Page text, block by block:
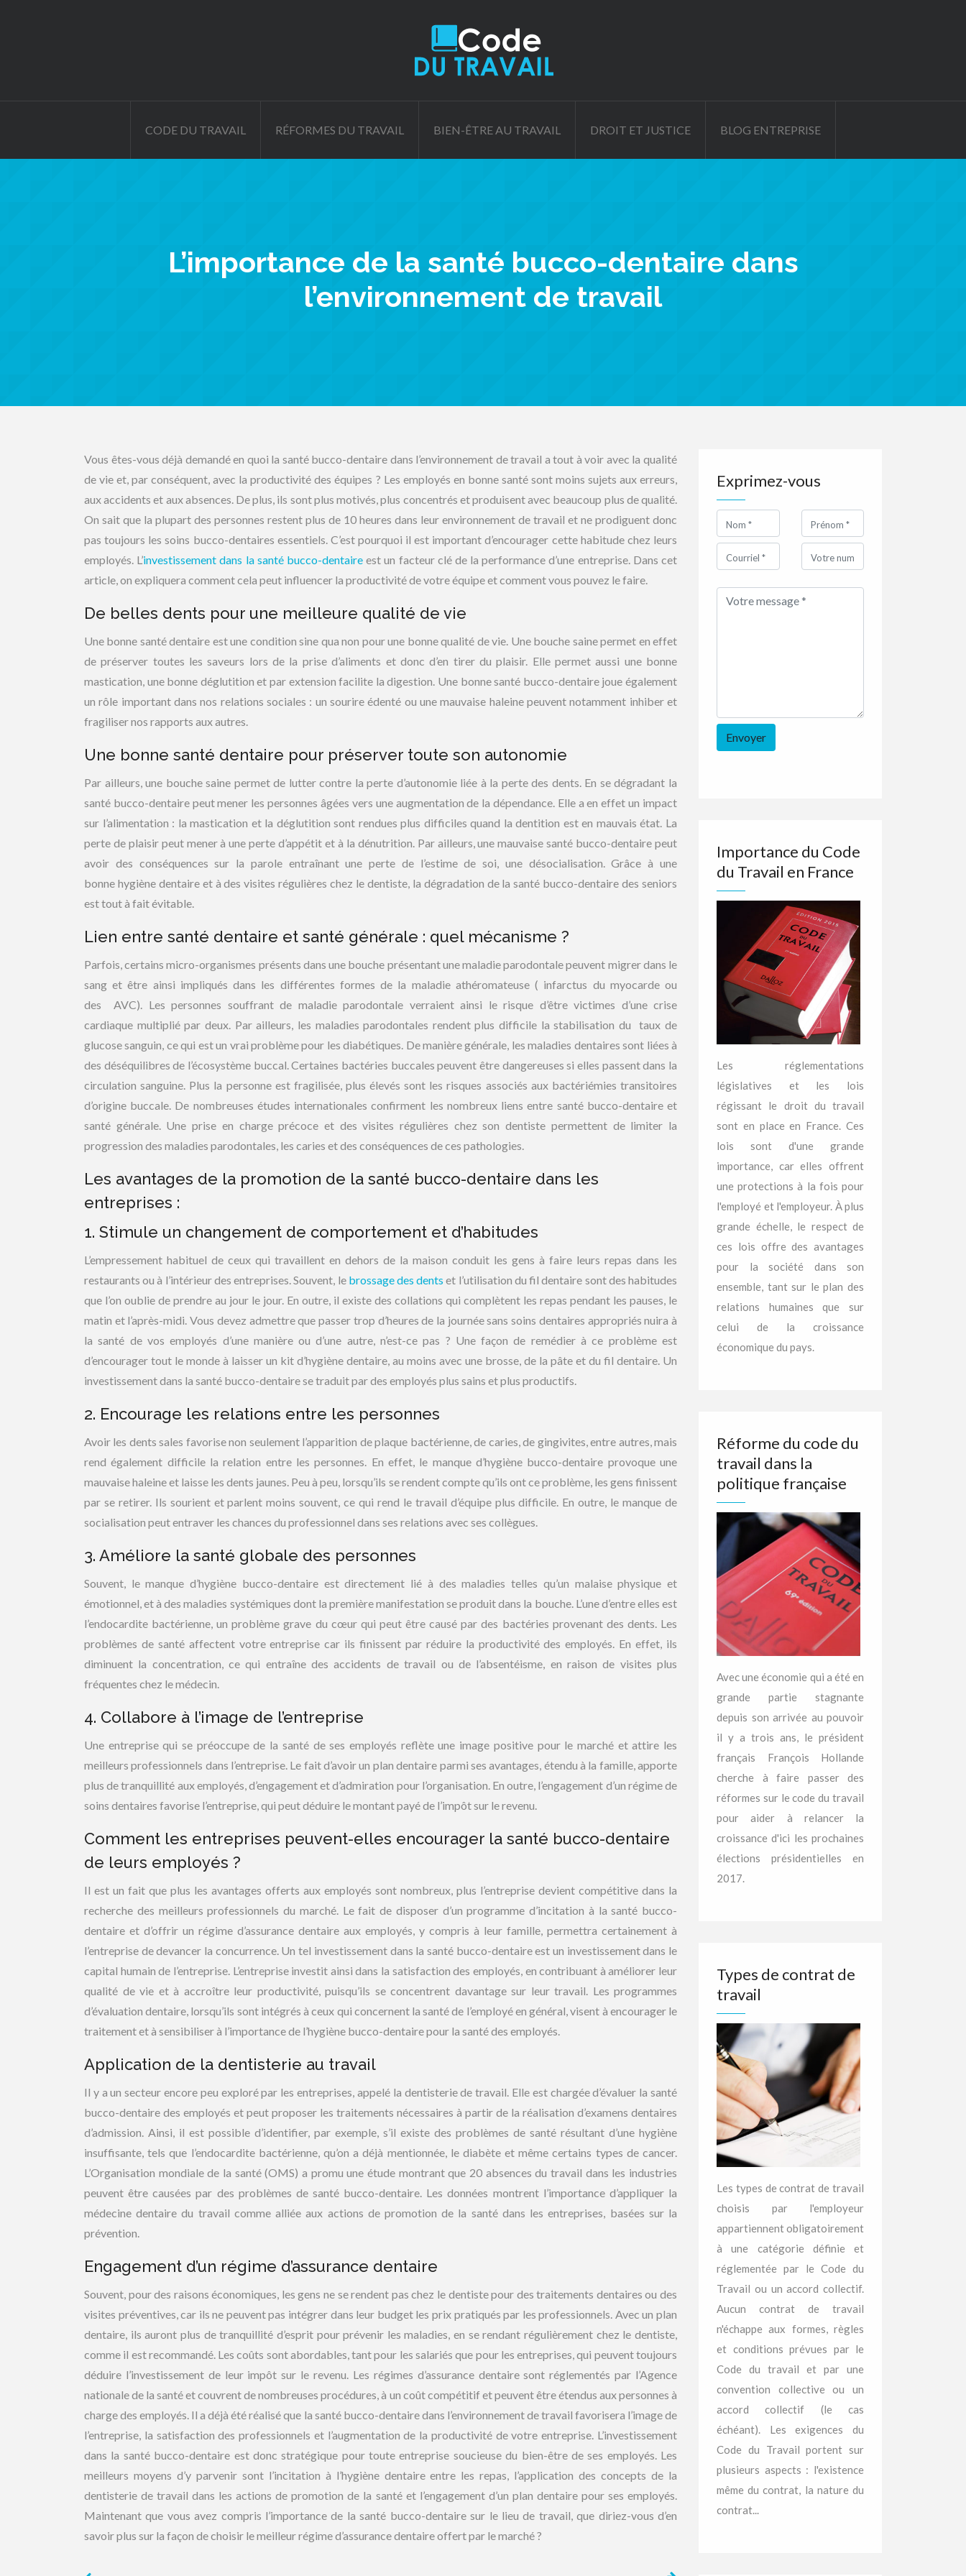
CODE DU TRAVAIL RÉFORMES DU TRAVAIL BIEN-ÊTRE AU TRAVAIL DROIT ET JUSTICE BLOG ENTREPRISE
L’importance de la santé bucco-dentaire dans
l’environnement de travail
Vous êtes-vous déjà demandé en quoi la santé bucco-dentaire dans l’environnement de travail a tout à voir avec la qualité
de vie et, par conséquent, avec la productivité des équipes ? Les employés en bonne santé sont moins sujets aux erreurs,
aux accidents et aux absences. De plus, ils sont plus motivés, plus concentrés et produisent avec beaucoup plus de qualité.
On sait que la plupart des personnes restent plus de 10 heures dans leur environnement de travail et ne prodiguent donc
pas toujours les soins bucco-dentaires essentiels. C’est pourquoi il est important d’encourager cette habitude chez leurs
employés. L’investissement dans la santé bucco-dentaireest un facteur clé de la performance d’une entreprise. Dans cet
article, on expliquera comment cela peut influencer la productivité de votre équipe et comment vous pouvez le faire.
De belles dents pour une meilleure qualité de vie
Une bonne santé dentaire est une condition sine qua non pour une bonne qualité de vie. Une bouche saine permet en effet
de préserver toutes les saveurs lors de la prise d’aliments et donc d’en tirer du plaisir. Elle permet aussi une bonne
mastication, une bonne déglutition et par extension facilite la digestion. Une bonne santé bucco-dentaire joue également
un rôle important dans nos relations sociales : un sourire édenté ou une mauvaise haleine peuvent notamment inhiber et
fragiliser nos rapports aux autres.
Une bonne santé dentaire pour préserver toute son autonomie
Par ailleurs, une bouche saine permet de lutter contre la perte d’autonomie liée à la perte des dents. En se dégradant la
santé bucco-dentaire peut mener les personnes âgées vers une augmentation de la dépendance. Elle a en effet un impact
sur l’alimentation : la mastication et la déglutition sont rendues plus difficiles quand la dentition est en mauvais état. La
perte de plaisir peut mener à une perte d’appétit et à la dénutrition. Par ailleurs, une mauvaise santé bucco-dentaire peut
avoir des conséquences sur la parole entraînant une perte de l’estime de soi, une désocialisation. Grâce à une
bonne hygiène dentaire et à des visites régulières chez le dentiste, la dégradation de la santé bucco-dentaire des seniors
est tout à fait évitable.
Lien entre santé dentaire et santé générale : quel mécanisme ?
Parfois, certains micro-organismes présents dans une bouche présentant une maladie parodontale peuvent migrer dans le
sang et être ainsi impliqués dans les différentes formes de la maladie athéromateuse ( infarctus du myocarde ou
des AVC). Les personnes souffrant de maladie parodontale verraient ainsi le risque d’être victimes d’une crise
cardiaque multiplié par deux. Par ailleurs, les maladies parodontales rendent plus difficile la stabilisation du taux de
glucose sanguin, ce qui est un vrai problème pour les diabétiques. De manière générale, les maladies dentaires sont liées à
des déséquilibres de l’écosystème buccal. Certaines bactéries buccales peuvent être dangereuses si elles passent dans la
circulation sanguine. Plus la personne est fragilisée, plus élevés sont les risques associés aux bactériémies transitoires
d’origine buccale. De nombreuses études internationales confirment les nombreux liens entre santé bucco-dentaire et
santé générale. Une prise en charge précoce et des visites régulières chez son dentiste permettent de limiter la
progression des maladies parodontales, les caries et des conséquences de ces pathologies.
Les avantages de la promotion de la santé bucco-dentaire dans les
entreprises :
1. Stimule un changement de comportement et d’habitudes
L’empressement habituel de ceux qui travaillent en dehors de la maison conduit les gens à faire leurs repas dans les
restaurants ou à l’intérieur des entreprises. Souvent, le brossage des dents et l’utilisation du fil dentaire sont des habitudes
que l’on oublie de prendre au jour le jour. En outre, il existe des collations qui complètent les repas pendant les pauses, le
matin et l’après-midi. Vous devez admettre que passer trop d’heures de la journée sans soins dentaires appropriés nuira à
la santé de vos employés d’une manière ou d’une autre, n’est-ce pas ? Une façon de remédier à ce problème est
d’encourager tout le monde à laisser un kit d’hygiène dentaire, au moins avec une brosse, de la pâte et du fil dentaire. Un
investissement dans la santé bucco-dentaire se traduit par des employés plus sains et plus productifs.
2. Encourage les relations entre les personnes
Avoir les dents sales favorise non seulement l’apparition de plaque bactérienne, de caries, de gingivites, entre autres, mais
rend également difficile la relation entre les personnes. En effet, le manque d’hygiène bucco-dentaire provoque une
mauvaise haleine et laisse les dents jaunes. Peu à peu, lorsqu’ils se rendent compte qu’ils ont ce problème, les gens finissent
par se retirer. Ils sourient et parlent moins souvent, ce qui rend le travail d’équipe plus difficile. En outre, le manque de
socialisation peut entraver les chances du professionnel dans ses relations avec ses collègues.
3. Améliore la santé globale des personnes
Souvent, le manque d’hygiène bucco-dentaire est directement lié à des maladies telles qu’un malaise physique et
émotionnel, et à des maladies systémiques dont la première manifestation se produit dans la bouche. L’une d’entre elles est
l’endocardite bactérienne, un problème grave du cœur qui peut être causé par des bactéries provenant des dents. Les
problèmes de santé affectent votre entreprise car ils finissent par réduire la productivité des employés. En effet, ils
diminuent la concentration, ce qui entraîne des accidents de travail ou de l’absentéisme, en raison de visites plus
fréquentes chez le médecin.
4. Collabore à l’image de l’entreprise
Une entreprise qui se préoccupe de la santé de ses employés reflète une image positive pour le marché et attire les
meilleurs professionnels dans l’entreprise. Le fait d’avoir un plan dentaire parmi ses avantages, étendu à la famille, apporte
plus de tranquillité aux employés, d’engagement et d’admiration pour l’organisation. En outre, l’engagement d’un régime de
soins dentaires favorise l’entreprise, qui peut déduire le montant payé de l’impôt sur le revenu.
Comment les entreprises peuvent-elles encourager la santé bucco-dentaire
de leurs employés ?
Il est un fait que plus les avantages offerts aux employés sont nombreux, plus l’entreprise devient compétitive dans la
recherche des meilleurs professionnels du marché. Le fait de disposer d’un programme d’incitation à la santé bucco-
dentaire et d’offrir un régime d’assurance dentaire aux employés, y compris à leur famille, permettra certainement à
l’entreprise de devancer la concurrence. Un tel investissement dans la santé bucco-dentaire est un investissement dans le
capital humain de l’entreprise. L’entreprise investit ainsi dans la satisfaction des employés, en contribuant à améliorer leur
qualité de vie et à accroître leur productivité, puisqu’ils se concentrent davantage sur leur travail. Les programmes
d’évaluation dentaire, lorsqu’ils sont intégrés à ceux qui concernent la santé de l’employé en général, visent à encourager le
traitement et à sensibiliser à l’importance de l’hygiène bucco-dentaire pour la santé des employés.
Application de la dentisterie au travail
Il y a un secteur encore peu exploré par les entreprises, appelé la dentisterie de travail. Elle est chargée d’évaluer la santé
bucco-dentaire des employés et peut proposer les traitements nécessaires à partir de la réalisation d’examens dentaires
d’admission. Ainsi, il est possible d’identifier, par exemple, s’il existe des problèmes de santé résultant d’une hygiène
insuffisante, tels que l’endocardite bactérienne, qu’on a déjà mentionnée, le diabète et même certains types de cancer.
L’Organisation mondiale de la santé (OMS) a promu une étude montrant que 20 absences du travail dans les industries
peuvent être causées par des problèmes de santé bucco-dentaire. Les données montrent l’importance d’appliquer la
médecine dentaire du travail comme alliée aux actions de promotion de la santé dans les entreprises, basées sur la
prévention.
Engagement d’un régime d’assurance dentaire
Souvent, pour des raisons économiques, les gens ne se rendent pas chez le dentiste pour des traitements dentaires ou des
visites préventives, car ils ne peuvent pas intégrer dans leur budget les prix pratiqués par les professionnels. Avec un plan
dentaire, ils auront plus de tranquillité d’esprit pour prévenir les maladies, en se rendant régulièrement chez le dentiste,
comme il est recommandé. Les coûts sont abordables, tant pour les salariés que pour les entreprises, qui peuvent toujours
déduire l’investissement de leur impôt sur le revenu. Les régimes d’assurance dentaire sont réglementés par l’Agence
nationale de la santé et couvrent de nombreuses procédures, à un coût compétitif et peuvent être étendus aux personnes à
charge des employés. Il a déjà été réalisé que la santé bucco-dentaire dans l’environnement de travail favorisera l’image de
l’entreprise, la satisfaction des professionnels et l’augmentation de la productivité de votre entreprise. L’investissement
dans la santé bucco-dentaire est donc stratégique pour toute entreprise soucieuse du bien-être de ses employés. Les
meilleurs moyens d’y parvenir sont l’incitation à l’hygiène dentaire entre les repas, l’application des concepts de la
dentisterie de travail dans les actions de promotion de la santé et l’engagement d’un plan dentaire pour ses employés.
Maintenant que vous avez compris l’importance de la santé bucco-dentaire sur le lieu de travail, que diriez-vous d’en
savoir plus sur la façon de choisir le meilleur régime d’assurance dentaire offert par le marché ?
Exprimez-vous
Importance du Code
du Travail en France
Les réglementations
législatives et les lois
régissant le droit du travail
sont en place en France. Ces
lois sont d'une grande
importance, car elles offrent
une protections à la fois pour
l'employé et l'employeur. À plus
grande échelle, le respect de
ces lois offre des avantages
pour la société dans son
ensemble, tant sur le plan des
relations humaines que sur
celui de la croissance
économique du pays.
Réforme du code du
travail dans la
politique française
Avec une économie qui a été en
grande partie stagnante
depuis son arrivée au pouvoir
il y a trois ans, le président
français François Hollande
cherche à faire passer des
réformes sur le code du travail
pour aider à relancer la
croissance d'ici les prochaines
élections présidentielles en
2017.
Types de contrat de
travail
Les types de contrat de travail
choisis par l'employeur
appartiennent obligatoirement
à une catégorie définie et
réglementée par le Code du
Travail ou un accord collectif.
Aucun contrat de travail
n'échappe aux formes, règles
et conditions prévues par le
Code du travail et par une
convention collective ou un
accord collectif (le cas
échéant). Les exigences du
Code du Travail portent sur
plusieurs aspects : l'existence
même du contrat, la nature du
contrat...